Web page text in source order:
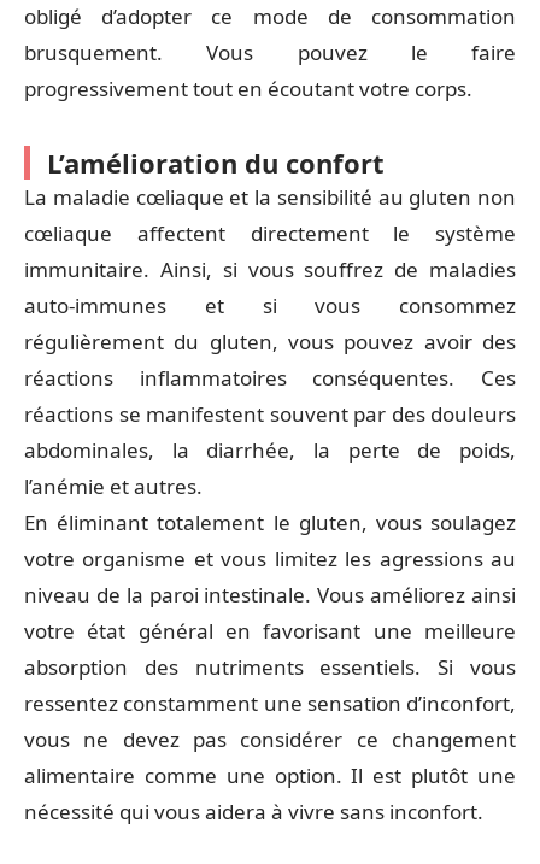
obligé d’adopter ce mode de consommation
brusquement. Vous pouvez le faire
progressivement tout en écoutant votre corps.
L’amélioration du confort
La maladie cœliaque et la sensibilité au gluten non
cœliaque affectent directement le système
immunitaire. Ainsi, si vous souffrez de maladies
auto-immunes et si vous consommez
régulièrement du gluten, vous pouvez avoir des
réactions inflammatoires conséquentes. Ces
réactions se manifestent souvent par des douleurs
abdominales, la diarrhée, la perte de poids,
l’anémie et autres.
En éliminant totalement le gluten, vous soulagez
votre organisme et vous limitez les agressions au
niveau de la paroi intestinale. Vous améliorez ainsi
votre état général en favorisant une meilleure
absorption des nutriments essentiels. Si vous
ressentez constamment une sensation d’inconfort,
vous ne devez pas considérer ce changement
alimentaire comme une option. Il est plutôt une
nécessité qui vous aidera à vivre sans inconfort.